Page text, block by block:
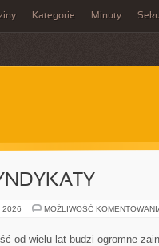
Kategorie Minuty
2026 MOŻLIWOŚĆ
od wielu lat budzi ogromne